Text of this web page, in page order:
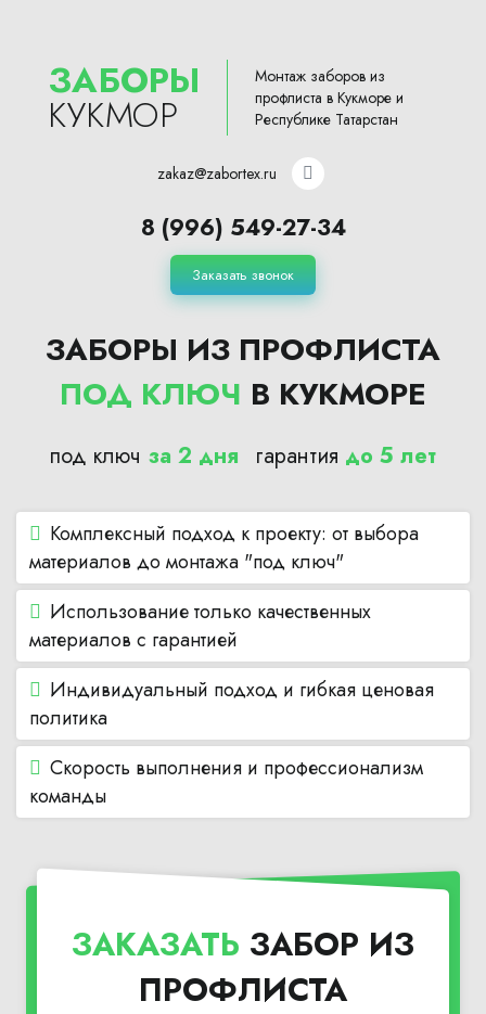
ЗАБОРЫ
КУКМОР
Монтаж заборов из
профлиста в Кукморе и
Республике Татарстан
zakaz@zabortex.ru
8 (996) 549-27-34
Заказать звонок
ЗАБОРЫ ИЗ ПРОФЛИСТА
ПОД КЛЮЧ В КУКМОРЕ
под ключ за 2 дня гарантия до 5 лет
Комплексный подход к проекту: от выбора
материалов до монтажа "под ключ"
Использование только качественных
материалов с гарантией
Индивидуальный подход и гибкая ценовая
политика
Скорость выполнения и профессионализм
команды
ЗАКАЗАТЬ ЗАБОР ИЗ
ПРОФЛИСТА